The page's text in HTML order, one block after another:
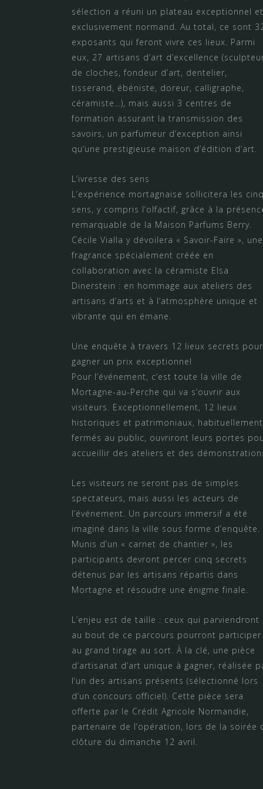
sélection a réuni un plateau exceptionnel et
exclusivement normand. Au total, ce sont
exposants qui feront vivre ces lieux. Parmi
eux, 27 artisans d’art d’excellence
de cloches, fondeur d’art, dentelier,
tisserand, ébéniste, doreur, calligraphe,
céramiste…), mais aussi 3 centres de
formation assurant la transmission des
savoirs, un parfumeur d’exception ainsi
qu’une prestigieuse maison d’édition d’art.
L’ivresse des sens
L’expérience mortagnaise sollicitera les cinq
sens, y compris l’olfactif, grâce à la
remarquable de la Maison Parfums Berry.
Cécile Vialla y dévoilera « Savoir-Faire », une
fragrance spécialement créée en
collaboration avec la céramiste Elsa
Dinerstein : en hommage aux ateliers des
artisans d’arts et à l’atmosphère unique et
vibrante qui en émane.
Une enquête à travers 12 lieux secrets pour
gagner un prix exceptionnel
Pour l’événement, c’est toute la ville de
Mortagne-au-Perche qui va s’ouvrir aux
visiteurs. Exceptionnellement, 12 lieux
historiques et patrimoniaux, habituellement
fermés au public, ouvriront leurs portes
accueillir des ateliers et des
Les visiteurs ne seront pas de simples
spectateurs, mais aussi les acteurs de
l’événement. Un parcours immersif a été
imaginé dans la ville sous forme d’enquête.
Munis d’un « carnet de chantier », les
participants devront percer cinq secrets
détenus par les artisans répartis dans
Mortagne et résoudre une énigme finale.
L’enjeu est de taille : ceux qui parviendront
au bout de ce parcours pourront participer
au grand tirage au sort. À la clé, une pièce
d’artisanat d’art unique à gagner, réalisée
l’un des artisans présents (sélectionné lors
d’un concours officiel). Cette pièce sera
offerte par le Crédit Agricole Normandie,
partenaire de l’opération, lors de la soirée
clôture du dimanche 12 avril.